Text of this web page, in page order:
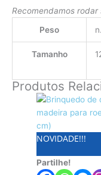
Recomendamos
Peso
Tamanho
Produtos
NOVIDADE!!!
Partilhe!